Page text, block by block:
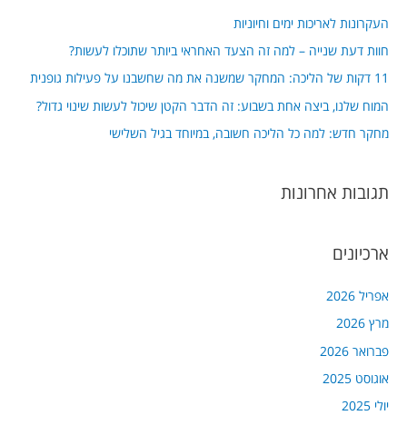
o
r
:
העקרונות לאריכות ימים וחיוניות
חוות דעת שנייה – למה זה הצעד האחראי ביותר שתוכלו לעשות?
11 דקות של הליכה: המחקר שמשנה את מה שחשבנו על פעילות גופנית
המוח שלנו, ביצה אחת בשבוע: זה הדבר הקטן שיכול לעשות שינוי גדול?
מחקר חדש: למה כל הליכה חשובה, במיוחד בגיל השלישי
תגובות אחרונות
ארכיונים
אפריל 2026
מרץ 2026
פברואר 2026
אוגוסט 2025
יולי 2025